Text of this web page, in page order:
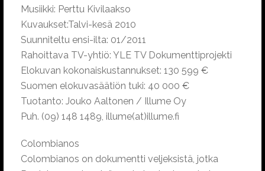
Musiikki: Perttu Kivilaakso
Kuvaukset:Talvi-kesä 2010
Suunniteltu ensi-ilta: 01/2011
Rahoittava TV-yhtiö: YLE TV Dokumenttiprojekti
Elokuvan kokonaiskustannukset: 130 599 €
Suomen elokuvasäätiön tuki: 40 000 €
Tuotanto: Jouko Aaltonen / Illume Oy
Puh. (09) 148 1489, illume(at)illume.fi
Colombianos
Colombianos on dokumentti veljeksistä, jotka